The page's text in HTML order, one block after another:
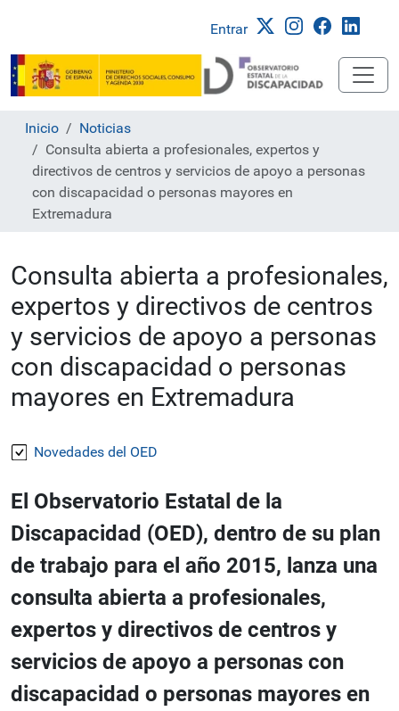
Entrar
Inicio
Noticias
Consulta abierta a profesionales, expertos y
directivos de centros y servicios de apoyo a personas
con discapacidad o personas mayores en
Extremadura
Consulta abierta a profesionales,
expertos y directivos de centros
y servicios de apoyo a personas
con discapacidad o personas
mayores en Extremadura
Novedades del OED
El Observatorio Estatal de la
Discapacidad (OED), dentro de su plan
de trabajo para el año 2015, lanza una
consulta abierta a profesionales,
expertos y directivos de centros y
servicios de apoyo a personas con
discapacidad o personas mayores en